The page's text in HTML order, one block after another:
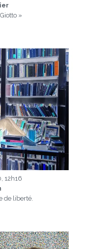
»
12h16
de liberté.